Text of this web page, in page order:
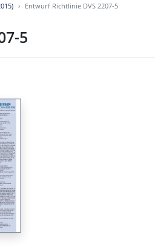
Entwurf Richtlinie DVS 2207-5
5